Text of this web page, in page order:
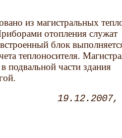
из магистральных
отопления служат
блок
теплоносителя.
подвальной части здания
19.12.2007